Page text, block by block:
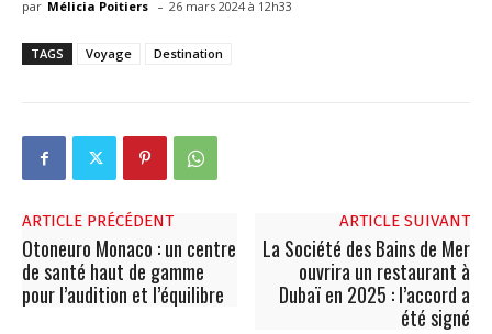
par Mélicia Poitiers - 26 mars 2024 à 12h33
TAGS Voyage Destination
ARTICLE PRÉCÉDENT
Otoneuro Monaco : un centre
de santé haut de gamme
pour l’audition et l’équilibre
ARTICLE SUIVANT
La Société des Bains de Mer
ouvrira un restaurant à
Dubaï en 2025 : l’accord a
été signé